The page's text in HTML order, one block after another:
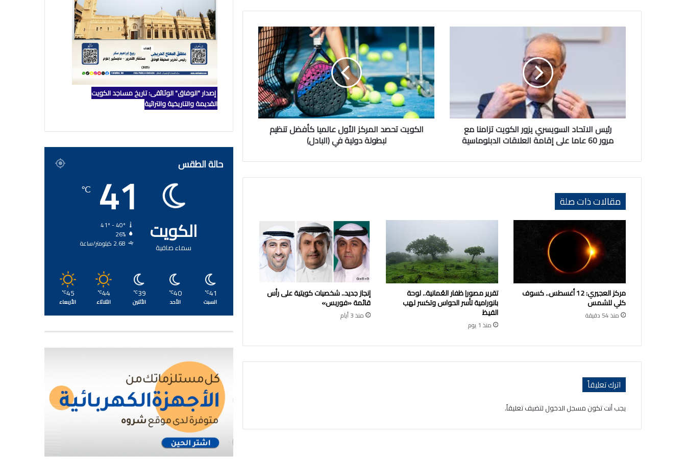
الاتحاد
مرور
60
العلاقات
رئيس الاتحاد السويسري يزور الكويت تزامنا مع
مرور 60 عاما على إقامة العلاقات الدبلوماسية
الكويت
المركز
الأول
عالميا
كأفضل
تنظيم
لبطولة
دولية
الكويت تحصد المركز الأول عالميا كأفضل تنظيم
لبطولة دولية في (البادل)
مقالات ذات صلة
مركز العجيري: 12 أغسطس.. كسوف
كلي للشمس
منذ 54 دقيقة
تقرير مصور| ظفار العُمانية.. لوحة
بانورامية تأسر الحواس وتكسر لهب
القيظ
منذ 1 يوم
إنجاز جديد.. شخصيات كويتية على رأس
قائمة «فوربس»
منذ 3 أيام
اترك تعليقاً
يجب أنت تكون مسجل الدخول لتضيف تعليقاً.
إصدار "الوفاق" الوثائقي: تاريخ مساجد الكويت
القديمة والتاريخية والتراثية
حالة الطقس
الكويت
سماء صافية
41
℃
26%
2.68 كيلومتر/ساعة
41
℃
السبت
40
℃
الأحد
39
℃
الأثنين
44
℃
الثلاثاء
45
℃
الأربعاء